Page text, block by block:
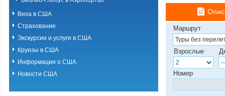
Виза в США
Страхование
Экскурсии и услуги в США
Круизы в США
Информация о США
Новости США
Маршрут
Взрослые
Номер